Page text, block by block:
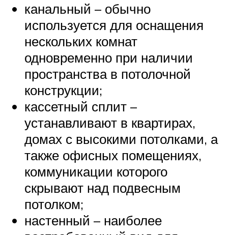
канальный – обычно
используется для оснащения
нескольких комнат
одновременно при наличии
пространства в потолочной
конструкции;
кассетный сплит –
устанавливают в квартирах,
домах с высокими потолками, а
также офисных помещениях,
коммуникации которого
скрывают над подвесным
потолком;
настенный – наиболее